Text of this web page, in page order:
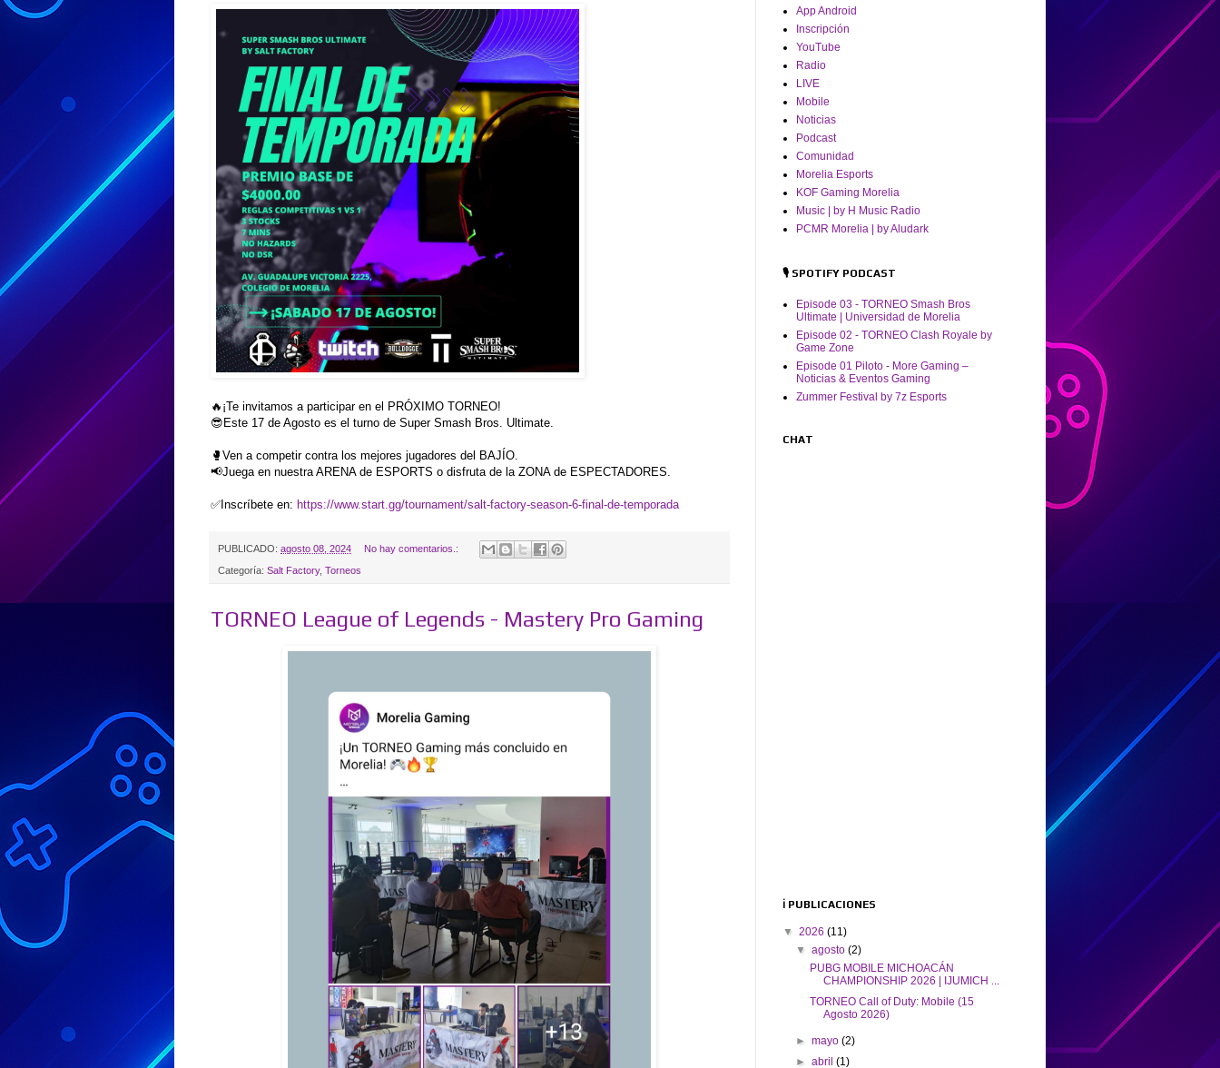
🔥¡Te invitamos a participar en el PRÓXIMO TORNEO!
😎Este 17 de Agosto es el turno de Super Smash Bros. Ultimate.
🥊Ven a competir contra los mejores jugadores del BAJÍO.
📢Juega en nuestra ARENA de ESPORTS o disfruta de la ZONA de ESPECTADORES.
✅Inscríbete en: https://www.start.gg/tournament/salt-factory-season-6-final-de-temporada
PUBLICADO: agosto 08, 2024 No hay comentarios.:
Categoría: Salt Factory, Torneos
TORNEO League of Legends - Mastery Pro Gaming
App Android
Inscripción
YouTube
Radio
LIVE
Mobile
Noticias
Podcast
Comunidad
Morelia Esports
KOF Gaming Morelia
Music | by H Music Radio
PCMR Morelia | by Aludark
🎙️ SPOTIFY PODCAST
Episode 03 - TORNEO Smash Bros
Ultimate | Universidad de Morelia
Episode 02 - TORNEO Clash Royale by
Game Zone
Episode 01 Piloto - More Gaming –
Noticias & Eventos Gaming
Zummer Festival by ‪7z Esports
CHAT
ℹ️ PUBLICACIONES
▼ 2026 (11)
▼agosto(2)
PUBG MOBILE MICHOACÁN
CHAMPIONSHIP 2026 | IJUMICH ...
TORNEO Call of Duty: Mobile (15
Agosto 2026)
►mayo(2)
►abril(1)